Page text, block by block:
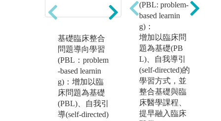
基礎臨床整合
問題導向學習
(PBL：problem
-based learnin
g)：增加以臨
床問題為基礎
(PBL)、自我引
導(self-directed)
課堂講授：
課程包含區段
性課堂授課及
問題導向學習
PBL病案討
論，並且融入
適度之醫病關
係(Physicians a
(PBL: problem-
based learnin
g)：
增加以臨床問
題為基礎(PB
L)、自我導引
(self-directed)的
學習方式，並
整合基礎與臨
床醫學課程、
提早融入臨床